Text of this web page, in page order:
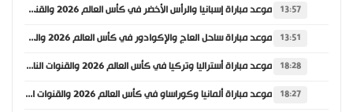
13:57 موعد مباراة إسبانيا والرأس الأخضر في كأس العالم 2026 والقنوات الناقلة
13:51 موعد مباراة ساحل العاج والإكوادور في كأس العالم 2026 والقنوات الناقلة
18:28 موعد مباراة أستراليا وتركيا في كأس العالم 2026 والقنوات الناقلة
18:27 موعد مباراة ألمانيا وكوراساو في كأس العالم 2026 والقنوات الناقلة